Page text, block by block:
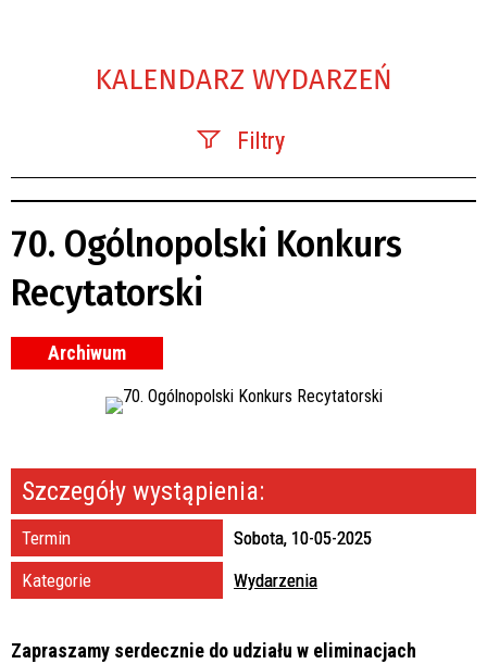
KALENDARZ WYDARZEŃ
Filtry
Kategoria
Trwające w zakresie
70. Ogólnopolski Konkurs
Recytatorski
Archiwum
Szczegóły wystąpienia:
Termin
Sobota, 10-05-2025
Kategorie
Wydarzenia
Zapraszamy serdecznie do udziału w eliminacjach